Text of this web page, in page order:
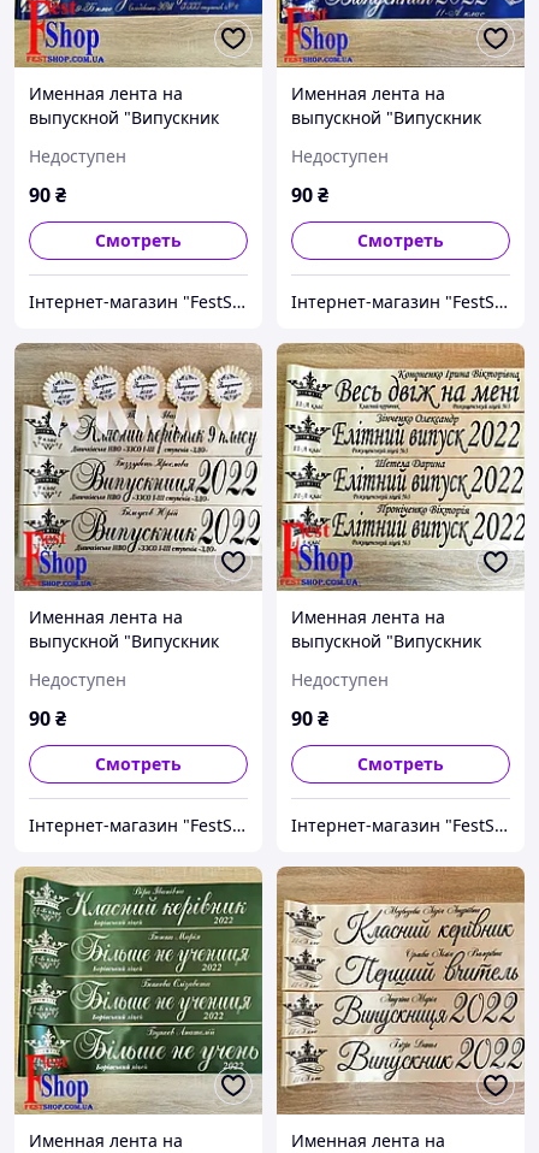
Именная лента на
выпускной "Випускник
Недоступен
90₴
Смотреть
Інтернет-магазин "FestShop"
Именная лента на
выпускной "Випускник
Недоступен
90₴
Смотреть
Інтернет-магазин "FestShop"
Именная лента на
выпускной "Випускник
Недоступен
90₴
Смотреть
Інтернет-магазин "FestShop"
Именная лента на
выпускной "Випускник
Недоступен
90₴
Смотреть
Інтернет-магазин "FestShop"
Именная лента на Именная лента на